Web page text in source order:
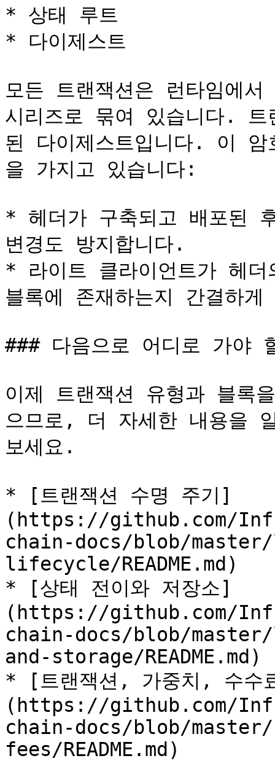
* 상태 루트
* 다이제스트
모든 트랜잭션은 런타임에
시리즈로 묶여 있습니다.
된 다이제스트입니다. 이
을 가지고 있습니다:
* 헤더가 구축되고 배포된
변경도 방지합니다.
* 라이트 클라이언트가 헤더
블록에 존재하는지 간결하
### 다음으로 어디로 가야
이제 트랜잭션 유형과 블록
으므로, 더 자세한 내용을
보세요.
* [트랜잭션 수명 주기]
(https://github.com/
chain-docs/blob/
lifecycle/README.md)
* [상태 전이와 저장소]
(https://github.com/
chain-docs/blob/
and-storage/README.md)
* [트랜잭션, 가중치, 수수
(https://github.com/
chain-docs/blob/
fees/README.md)